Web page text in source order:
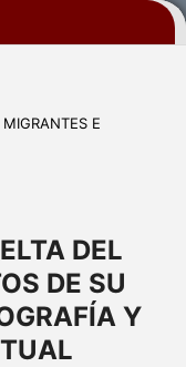
E
DEL
DE SU
Y